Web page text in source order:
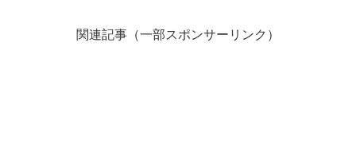
関連記事（一部スポンサーリンク）